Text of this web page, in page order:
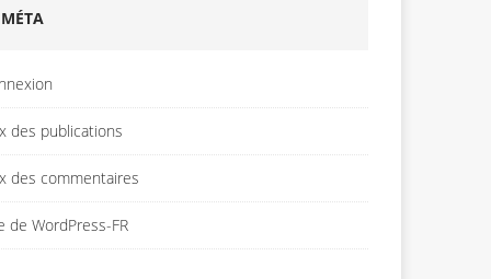
MÉTA
des publications
des commentaires
de WordPress-FR